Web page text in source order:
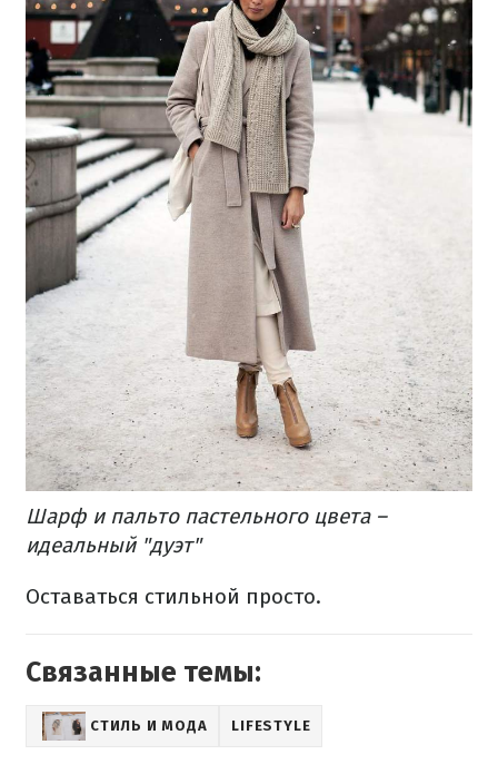
Шарф и пальто пастельного цвета –
идеальный "дуэт"
Оставаться стильной просто.
Связанные темы:
СТИЛЬ И МОДА LIFESTYLE